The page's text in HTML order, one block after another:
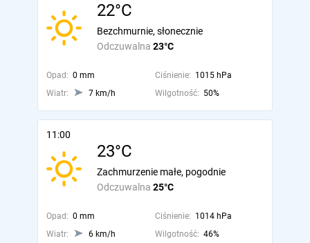
22°C
Odczuwalna 23°C
Bezchmurnie, słonecznie
Opad: 0 mm Ciśnienie: 1015 hPa
Wiatr:
7 km/h Wilgotność: 50%
11:00
23°C
Odczuwalna 25°C
Zachmurzenie małe, pogodnie
Opad: 0 mm Ciśnienie: 1014 hPa
Wiatr:
6 km/h Wilgotność: 46%